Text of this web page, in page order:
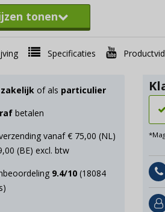
tonen
Specificaties
zakelijk of als particulier
betalen
vanaf € 75,00 (NL)
(BE) excl. btw
9.4/10 (18084